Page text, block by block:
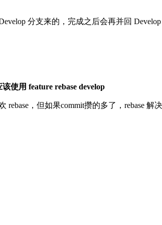
分支来的，完成之后会再并回 Develop
使用 feature rebase develop
，但如果commit攒的多了，rebase 解